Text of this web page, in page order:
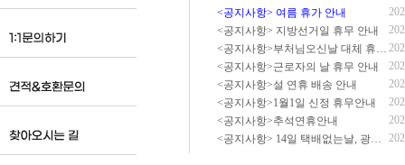
<공지사항> 여름 휴가 안내
<공지사항> 지방선거일 휴무 안내
<공지사항>부처님오신날 대체 휴무 안내
<공지사항>근로자의 날 휴무 안내
<공지사항>설 연휴 배송 안내
<공지사항>1월1일 신정 휴무안내
<공지사항>추석연휴안내
<공지사항> 14일 택배없는날, 광복절 휴무 배송 안내